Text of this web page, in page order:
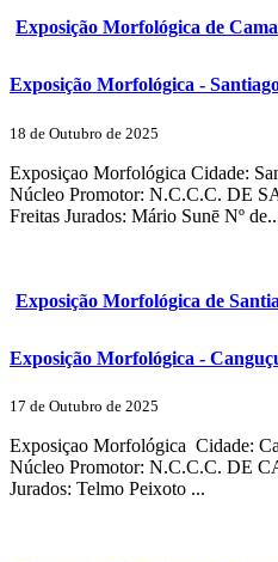
Exposição Morfológica de
Exposição Morfológica -
18 de Outubro de 2025
Exposiçao Morfológica Cidade:
Núcleo Promotor: N.C.C.C. DE
Freitas Jurados: Mário Sunē Nº
Exposição Morfológica de
Exposição Morfológica -
17 de Outubro de 2025
Exposiçao Morfológica Cidade:
Núcleo Promotor: N.C.C.C. DE
Jurados: Telmo Peixoto ...